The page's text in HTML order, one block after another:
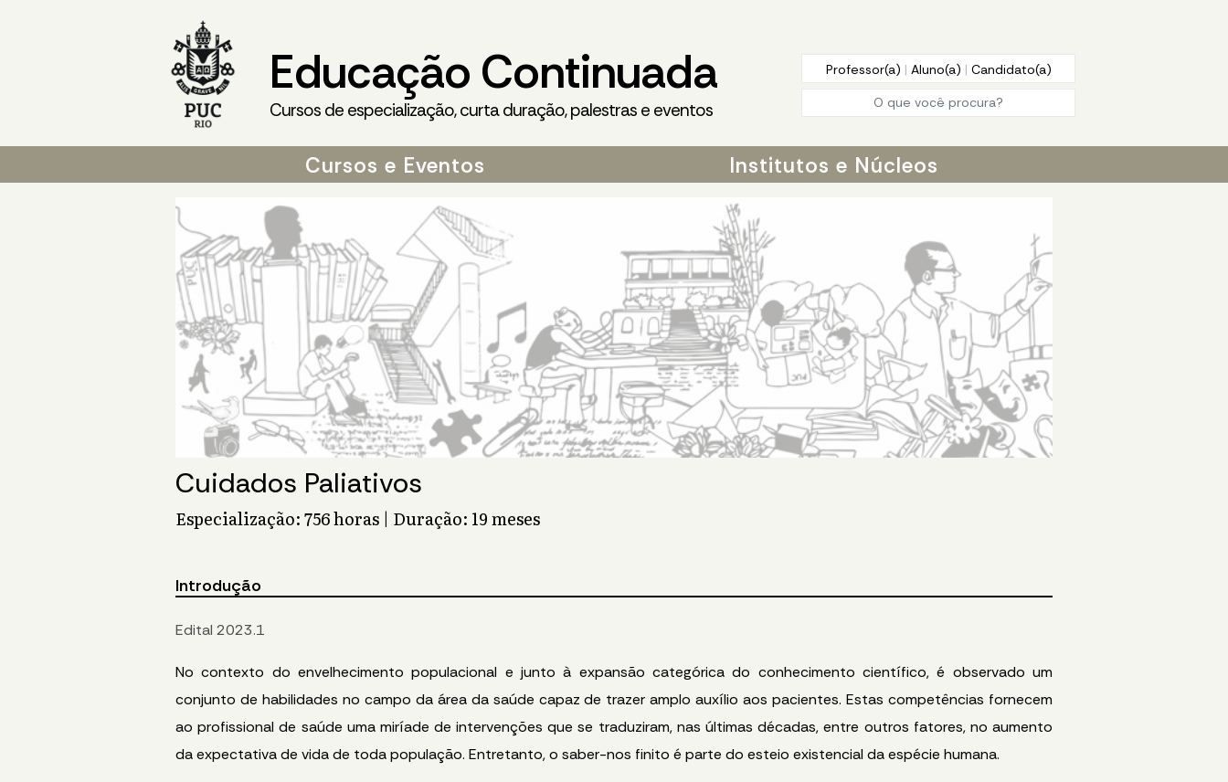
Educação Continuada
Cursos de especialização, curta duração, palestras e eventos
Professor(a) | Aluno(a) | Candidato(a)
Cursos e Eventos Institutos e Núcleos
Cuidados Paliativos
Especialização: 756 horas | Duração: 19 meses
Introdução
Edital 2023.1
No contexto do envelhecimento populacional e junto à expansão categórica do conhecimento científico, é observado um
conjunto de habilidades no campo da área da saúde capaz de trazer amplo auxílio aos pacientes. Estas competências fornecem
ao profissional de saúde uma miríade de intervenções que se traduziram, nas últimas décadas, entre outros fatores, no aumento
da expectativa de vida de toda população. Entretanto, o saber-nos finito é parte do esteio existencial da espécie humana.